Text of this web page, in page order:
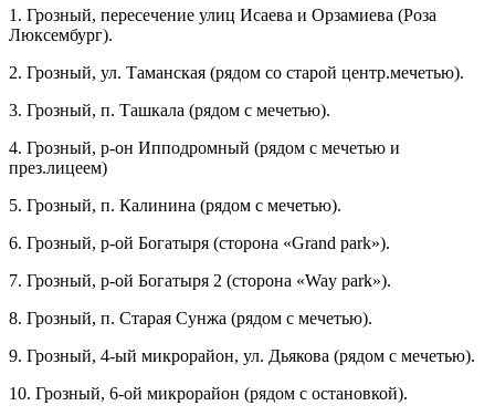
1. Грозный, пересечение улиц Исаева и Орзамиева (Роза
Люксембург).
2. Грозный, ул. Таманская (рядом со старой центр.мечетью).
3. Грозный, п. Ташкала (рядом с мечетью).
4. Грозный, р-он Ипподромный (рядом с мечетью и
през.лицеем)
5. Грозный, п. Калинина (рядом с мечетью).
6. Грозный, р-ой Богатыря (сторона «Grand park»).
7. Грозный, р-ой Богатыря 2 (сторона «Way park»).
8. Грозный, п. Старая Сунжа (рядом с мечетью).
9. Грозный, 4-ый микрорайон, ул. Дьякова (рядом с мечетью).
10. Грозный, 6-ой микрорайон (рядом с остановкой).